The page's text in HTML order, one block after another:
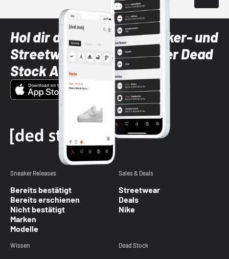
Hol dir die neuesten Sneaker- und
Streetwear-Brands mit der Dead
Stock App
Sneaker Releases
Bereits bestätigt
Bereits erschienen
Nicht bestätigt
Marken
Modelle
Sales & Deals
Streetwear
Deals
Nike
Wissen Dead Stock